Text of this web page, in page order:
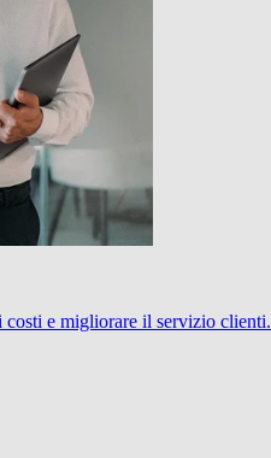
costi e migliorare il servizio clienti.